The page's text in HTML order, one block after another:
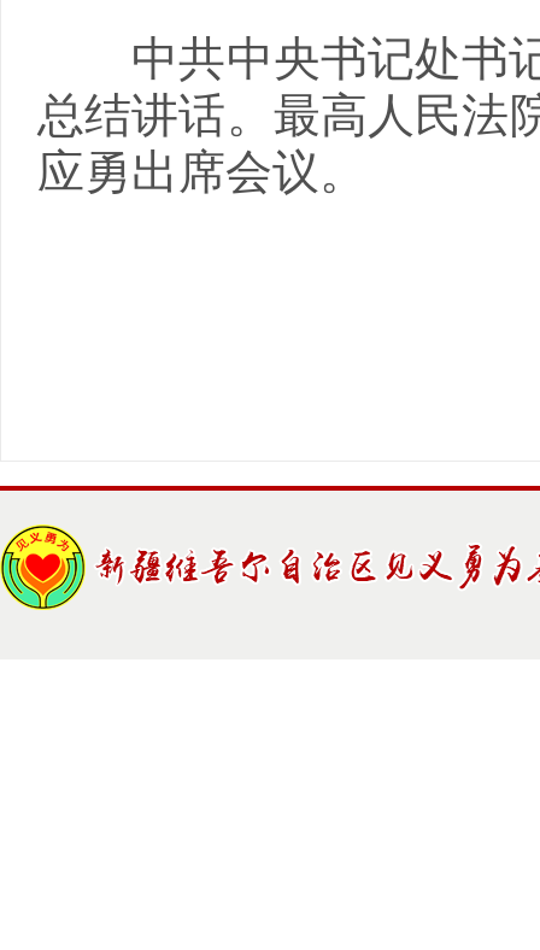
中共中央书记处书记
总结讲话。最高人民法
应勇出席会议。